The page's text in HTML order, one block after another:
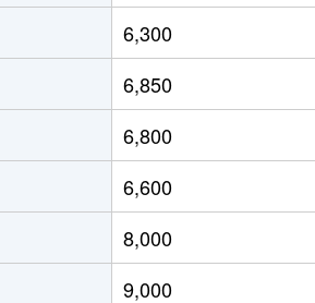
京) 徒歩11分 70m²
徒歩8分 50m²
徒歩12分 95m²
徒歩13分
6,300
6,850
6,800
6,600
8,000
9,000